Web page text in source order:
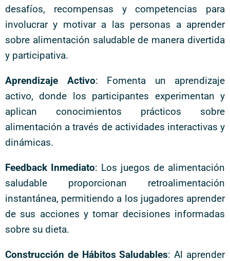
desafíos, recompensas y competencias para
involucrar y motivar a las personas a aprender
sobre alimentación saludable de manera divertida
y participativa.
Aprendizaje Activo: Fomenta un aprendizaje
activo, donde los participantes experimentan y
aplican conocimientos prácticos sobre
alimentación a través de actividades interactivas y
dinámicas.
Feedback Inmediato: Los juegos de alimentación
saludable proporcionan retroalimentación
instantánea, permitiendo a los jugadores aprender
de sus acciones y tomar decisiones informadas
sobre su dieta.
Construcción de Hábitos Saludables: Al aprender